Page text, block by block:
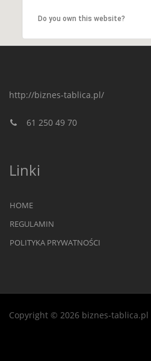
Do you own this website?
http://biznes-tablica.pl/
61 250 49 70
Linki
HOME
REGULAMIN
POLITYKA PRYWATNOŚCI
Copyright © 2026 biznes-tablica.pl